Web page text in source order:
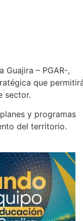
– PGAR-,
que
sector.
y programas
del territorio.